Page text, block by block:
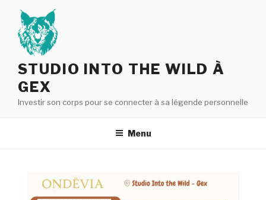
contenu
principal
STUDIO INTO THE WILD À
GEX
Investir son corps pour se connecter à sa légende personnelle
Menu